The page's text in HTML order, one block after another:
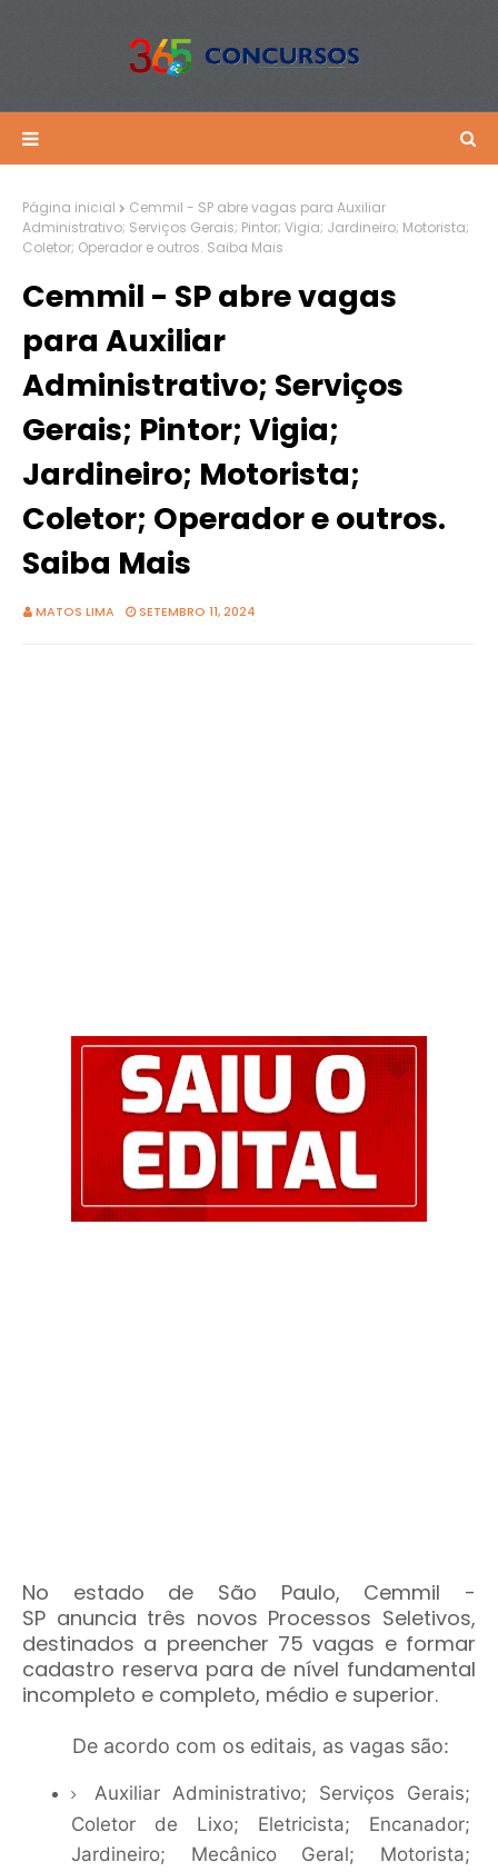
Página inicial
Cemmil - SP abre vagas para Auxiliar
Administrativo; Serviços Gerais; Pintor; Vigia; Jardineiro; Motorista;
Coletor; Operador e outros. Saiba Mais
Cemmil - SP abre vagas
para Auxiliar
Administrativo; Serviços
Gerais; Pintor; Vigia;
Jardineiro; Motorista;
Coletor; Operador e outros.
Saiba Mais
MATOS LIMA SETEMBRO 11, 2024
No estado de São Paulo, Cemmil -
SP anuncia três novos Processos Seletivos,
destinados a preencher 75 vagas e formar
cadastro reserva para de nível fundamental
incompleto e completo, médio e superior.
De acordo com os editais, as vagas são:
Auxiliar Administrativo; Serviços Gerais;
Coletor de Lixo; Eletricista; Encanador;
Jardineiro; Mecânico Geral; Motorista;